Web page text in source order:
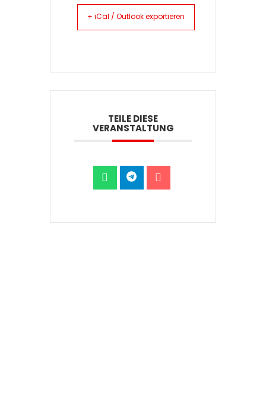
+ iCal / Outlook exportieren
TEILE DIESE
VERANSTALTUNG